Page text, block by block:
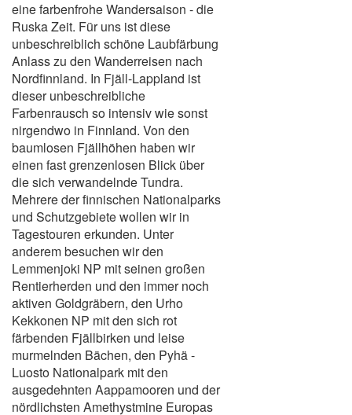
eine farbenfrohe Wandersaison - die
Ruska Zeit. Für uns ist diese
unbeschreiblich schöne Laubfärbung
Anlass zu den Wanderreisen nach
Nordfinnland. In Fjäll-Lappland ist
dieser unbeschreibliche
Farbenrausch so intensiv wie sonst
nirgendwo in Finnland. Von den
baumlosen Fjällhöhen haben wir
einen fast grenzenlosen Blick über
die sich verwandelnde Tundra.
Mehrere der finnischen Nationalparks
und Schutzgebiete wollen wir in
Tagestouren erkunden. Unter
anderem besuchen wir den
Lemmenjoki NP mit seinen großen
Rentierherden und den immer noch
aktiven Goldgräbern, den Urho
Kekkonen NP mit den sich rot
färbenden Fjällbirken und leise
murmelnden Bächen, den Pyhä -
Luosto Nationalpark mit den
ausgedehnten Aappamooren und der
nördlichsten Amethystmine Europas